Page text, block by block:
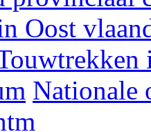
Oost
Nationale